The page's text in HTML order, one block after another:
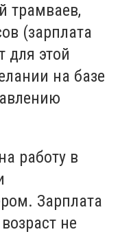
трамваев,
(зарплата
для этой
на базе
работу в
Зарплата
не